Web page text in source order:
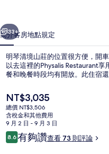
相
片
集
個 下一個
33+
簡介客房地點規定
明琴清境山莊的位置很方便，開
以去這裡的Physalis Restaurant
餐和晚餐時段均有開放。此住宿
目
前
的
價
格
是
NT$3,035
總價 NT$3,506
含稅金和其他費用
9 月 2 日 - 9 月 3 日
評
論
8.68.6 分，滿分 10 分，
有夠讚查看 73 則評論